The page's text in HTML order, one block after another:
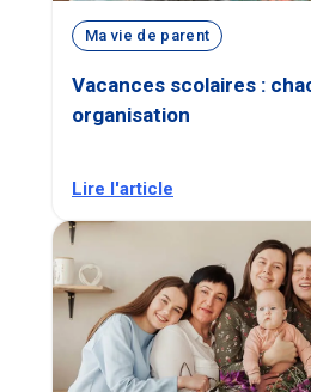
Ma vie de parent
Vacances scolaires :
organisation
Lire l'article